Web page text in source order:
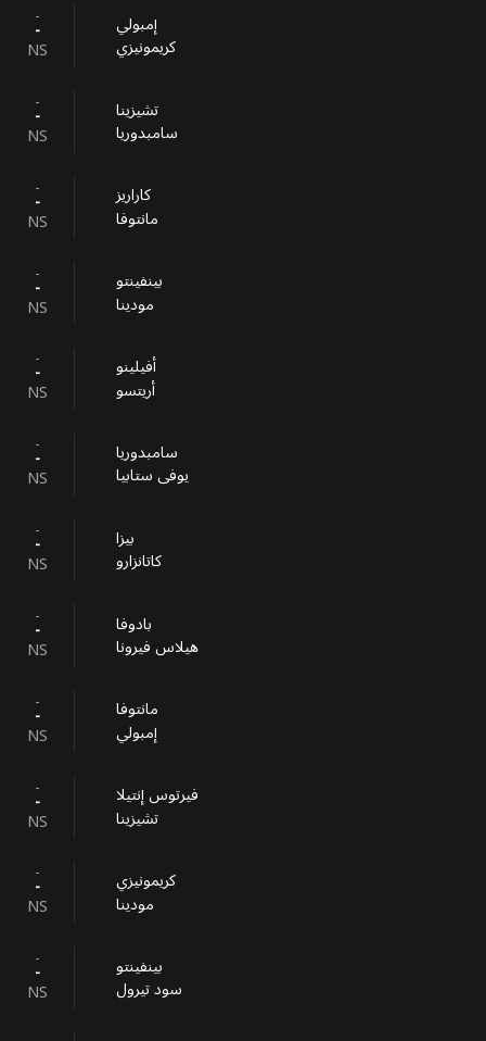
--
NS
إمبولي
كريمونيزي
--
NS
تشيزينا
سامبدوريا
--
NS
كاراريز
مانتوفا
--
NS
بينفينتو
مودينا
--
NS
أفيلينو
أريتسو
--
NS
سامبدوريا
يوفى ستابيا
--
NS
بيزا
كاتانزارو
--
NS
بادوفا
‎هيلاس فيرونا
--
NS
مانتوفا
إمبولي
--
NS
فيرتوس إنتيلا
تشيزينا
--
NS
كريمونيزي
مودينا
--
NS
بينفينتو
سود تيرول